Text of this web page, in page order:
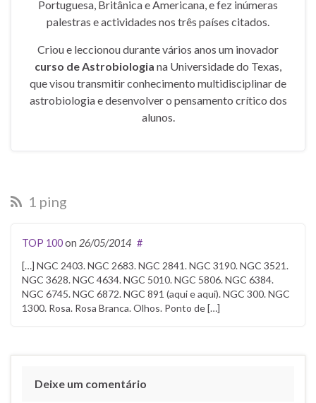
Portuguesa, Britânica e Americana, e fez inúmeras
palestras e actividades nos três países citados.
Criou e leccionou durante vários anos um inovador
curso de Astrobiologia na Universidade do Texas,
que visou transmitir conhecimento multidisciplinar de
astrobiologia e desenvolver o pensamento crítico dos
alunos.
1 ping
TOP 100on 26/05/2014 #
[…] NGC 2403. NGC 2683. NGC 2841. NGC 3190. NGC 3521.
NGC 3628. NGC 4634. NGC 5010. NGC 5806. NGC 6384.
NGC 6745. NGC 6872. NGC 891 (aqui e aqui). NGC 300. NGC
1300. Rosa. Rosa Branca. Olhos. Ponto de […]
Deixe um comentário